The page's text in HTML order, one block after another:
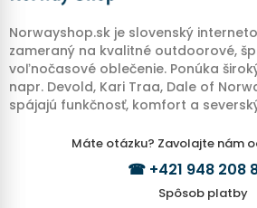
Norwayshop.sk je slovenský
zameraný na kvalitné outdoorové,
voľnočasové oblečenie. Ponúka
napr. Devold, Kari Traa, Dale of
spájajú funkčnosť, komfort a
Máte otázku? Zavolajte nám
☎ +421 948 208
Spôsob platby